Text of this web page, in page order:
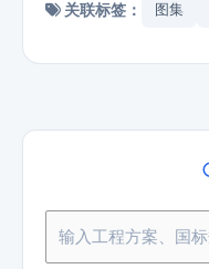
关联标签： 图集